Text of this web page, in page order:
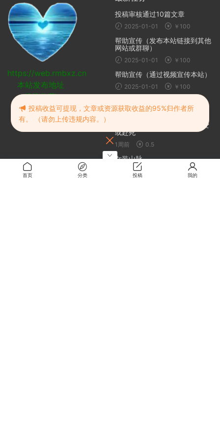
https://web.rmbxz.cn
本站发布地址
建议收藏
投稿审核通过10篇文章
2025-01-01 ￥100
帮助宣传（发布本站链接到其他
网站或群聊）
2025-01-01 ￥100
帮助宣传（通过视频宣传本站）
2025-01-01 ￥100
随机推荐
Find Love or Die Trying / 寻爱
或赴死
1周前 0.5
女装山脉
2025-07-26
首页 分类 投稿 我的
投稿收益可提现，文章或资源获取收益的95%归作者所
有。 （请勿上传违规内容。）